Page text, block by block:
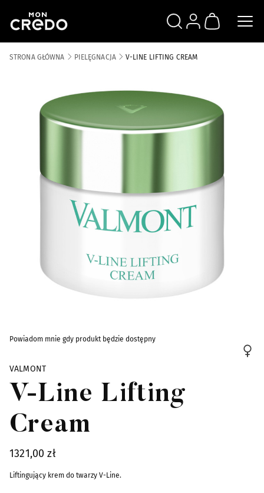
SZUKAJZALOGUJ SIĘ
KOSZYK
STRONA GŁÓWNA PIELĘGNACJA V-LINE LIFTING CREAM
Powiadom mnie gdy produkt będzie dostępny
VALMONT
V-Line Lifting
Cream
1321,00 zł
Liftingujący krem do twarzy V-Line.